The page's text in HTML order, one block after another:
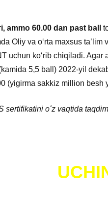
ammo 60.00 dan past ball
Oliy va oʻrta maxsus
uchun ko‘rib chiqiladi.
5,5 ball) 2022-yil
(yigirma sakkiz million besh
sertifikatini oʻz vaqtida